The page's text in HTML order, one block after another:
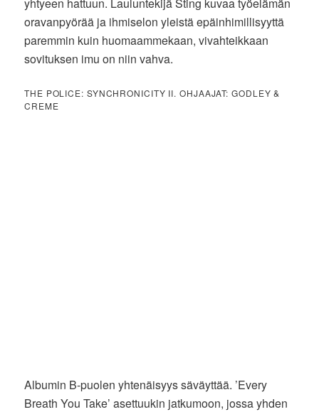
oravanpyörää ja ihmiselon yleistä epäinhimillisyyttä
paremmin kuin huomaammekaan, vivahteikkaan
sovituksen imu on niin vahva.
THE POLICE: SYNCHRONICITY II. OHJAAJAT: GODLEY &
CREME
Albumin B-puolen yhtenäisyys säväyttää. ’Every
Breath You Take’ asettuukin jatkumoon, jossa yhden